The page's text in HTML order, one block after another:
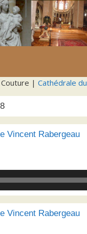
| Cathédrale
Vincent Rabergeau
Vincent Rabergeau